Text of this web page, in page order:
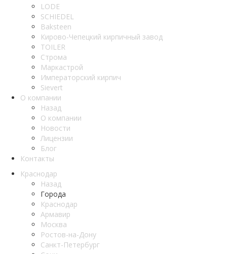
LODE
SCHIEDEL
Baksteen
Кирово-Чепецкий кирпичный завод
TOILER
Строма
Маркастрой
Императорский кирпич
Sievert
О компании
Назад
О компании
Новости
Лицензии
Блог
Контакты
Краснодар
Назад
Города
Краснодар
Армавир
Москва
Ростов-на-Дону
Санкт-Петербург